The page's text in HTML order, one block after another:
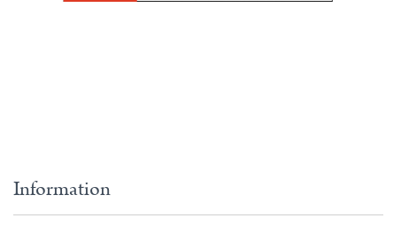
Information